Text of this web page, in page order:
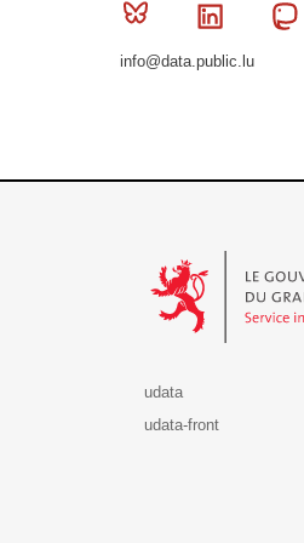
Bluesky
info@data.public.lu
udata
udata-front